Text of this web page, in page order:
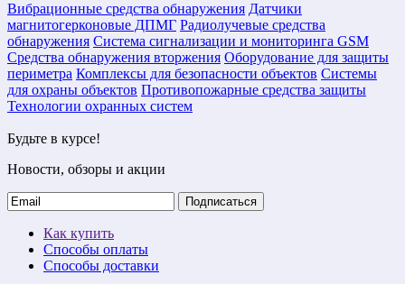
Вибрационные средства обнаружения Датчики
магнитогерконовые ДПМГ Радиолучевые средства
обнаружения Система сигнализации и мониторинга GSM
Средства обнаружения вторжения Оборудование для защиты
периметра Комплексы для безопасности объектов Системы
для охраны объектов Противопожарные средства защиты
Технологии охранных систем
Будьте в курсе!
Новости, обзоры и акции
Подписаться
Как купить
Способы оплаты
Способы доставки